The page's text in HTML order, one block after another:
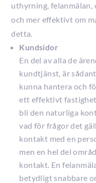
uthyrning, felanmälan,
och mer effektivt om
detta.
Kundsidor
En del av alla de
kundtjänst, är
kunna hantera och
ett effektivt
bli den naturliga
vad för frågor det
kontakt med en
men en hel del
kontakt. En
betydligt snabbare